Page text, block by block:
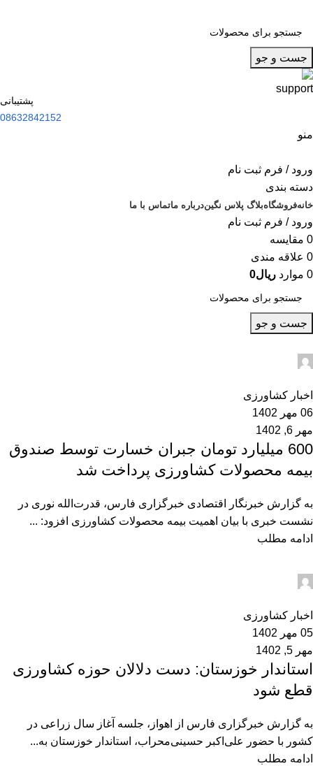
جست و جو
پشتیبانی
08632842152
منو
ورود / فرم ثبت نام
دسته بندی
خانهفروشگاهبلاگ پلاس نگیندرباره ماتماس با ما
ورود / فرم ثبت نام
0 مقایسه
0 علاقه مندی
0 موارد ریال0
جست و جو
اخبار کشاورزی
06 مهر 1402
مهر 6, 1402
600 میلیارد تومان جبران خسارت توسط صندوق
بیمه محصولات کشاورزی پرداخت شد
به گزارش خبرنگار اقتصادی خبرگزاری فارس، قدرت‌الله نوری در
نشست خبری با بیان اهمیت بیمه محصولات کشاورزی افزود: ...
ادامه مطلب
اخبار کشاورزی
05 مهر 1402
مهر 5, 1402
استاندار خوزستان: دست دلالان حوزه کشاورزی
قطع شود
به گزارش خبرگزاری فارس از اهواز، جلسه آغاز سال زراعی در
کشور با حضور علی‌اکبر حسینی‌محراب، استاندار خوزستان به...
ادامه مطلب